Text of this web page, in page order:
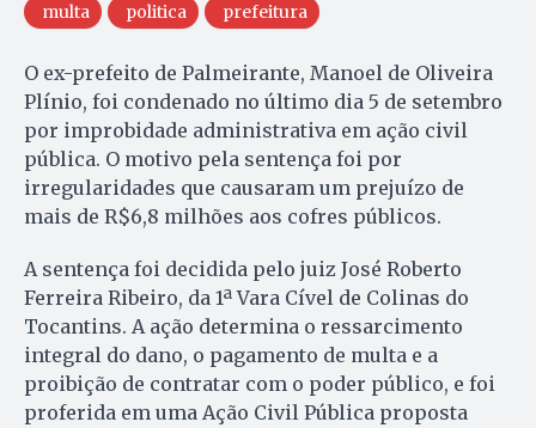
multa politica prefeitura
O ex-prefeito de Palmeirante, Manoel de Oliveira
Plínio, foi condenado no último dia 5 de setembro
por improbidade administrativa em ação civil
pública. O motivo pela sentença foi por
irregularidades que causaram um prejuízo de
mais de R$6,8 milhões aos cofres públicos.
A sentença foi decidida pelo juiz José Roberto
Ferreira Ribeiro, da 1ª Vara Cível de Colinas do
Tocantins. A ação determina o ressarcimento
integral do dano, o pagamento de multa e a
proibição de contratar com o poder público, e foi
proferida em uma Ação Civil Pública proposta